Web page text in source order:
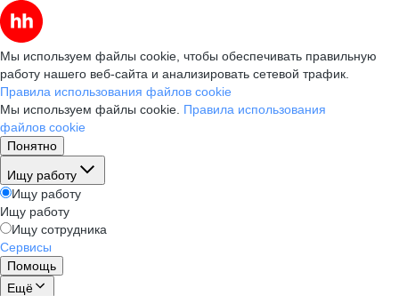
Мы используем файлы cookie, чтобы обеспечивать правильную
работу нашего веб-сайта и анализировать сетевой трафик.
Правила использования файлов cookie
Мы используем файлы cookie. Правила использования
файлов cookie
Понятно
Ищу работу
Ищу работу
Ищу работу
Ищу сотрудника
Сервисы
Помощь
Ещё